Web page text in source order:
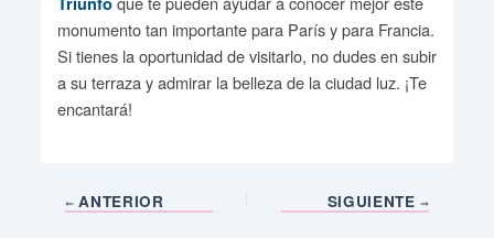
monumento tan importante para París y para Francia.
Si tienes la oportunidad de visitarlo, no dudes en subir
a su terraza y admirar la belleza de la ciudad luz. ¡Te
encantará!
ANTERIOR SIGUIENTE